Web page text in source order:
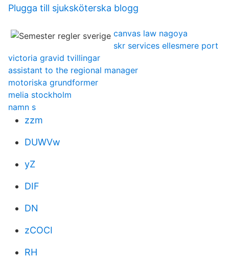
Plugga till sjuksköterska blogg
canvas law nagoya
skr services ellesmere port
victoria gravid tvillingar
assistant to the regional manager
motoriska grundformer
melia stockholm
namn s
zzm
DUWVw
yZ
DIF
DN
zCOCI
RH